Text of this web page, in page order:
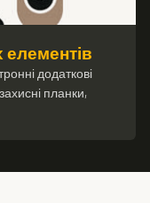
додаткові
планки,